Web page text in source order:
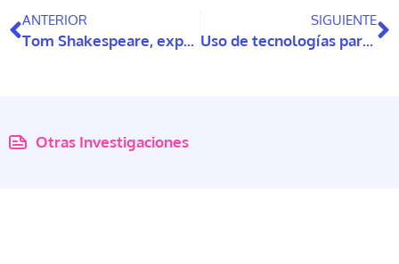
ANTERIOR
Tom Shakespeare, experto inglés en discapacidad y bioética, visitó Chile junto a Núcleo Disca
SIGUIENTE
Uso de tecnologías para asistir el trabajo de cuidados
Otras Investigaciones